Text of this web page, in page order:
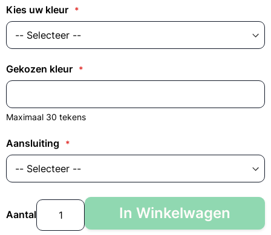
Kies uw kleur
Gekozen kleur
Maximaal 30 tekens
Aansluiting
Aantal In Winkelwagen